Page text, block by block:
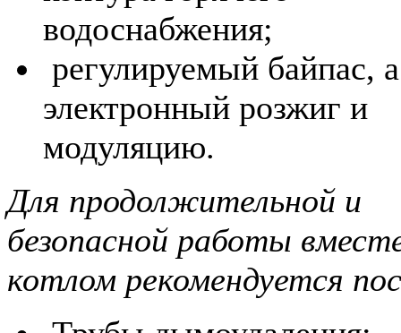
водоснабжения;
регулируемый байпас,
электронный розжиг и
модуляцию.
Для продолжительной и
безопасной работы
котлом рекомендуется